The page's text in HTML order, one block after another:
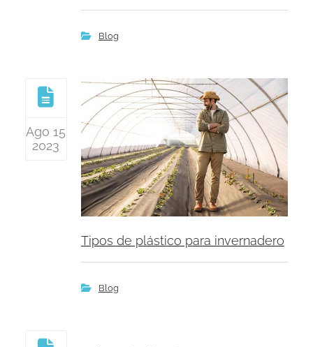
Blog
Ago 15
2023
Tipos de plástico para invernadero
Blog